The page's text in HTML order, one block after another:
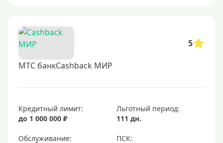
С кэшбэком на АЗС
С милями
Цель
Для игр
Для покупок
Для путешествий
5
МТС банкCashback МИР
Кредитный лимит:
до 1 000 000 ₽
Льготный период:
111 дн.
Обслуживание: